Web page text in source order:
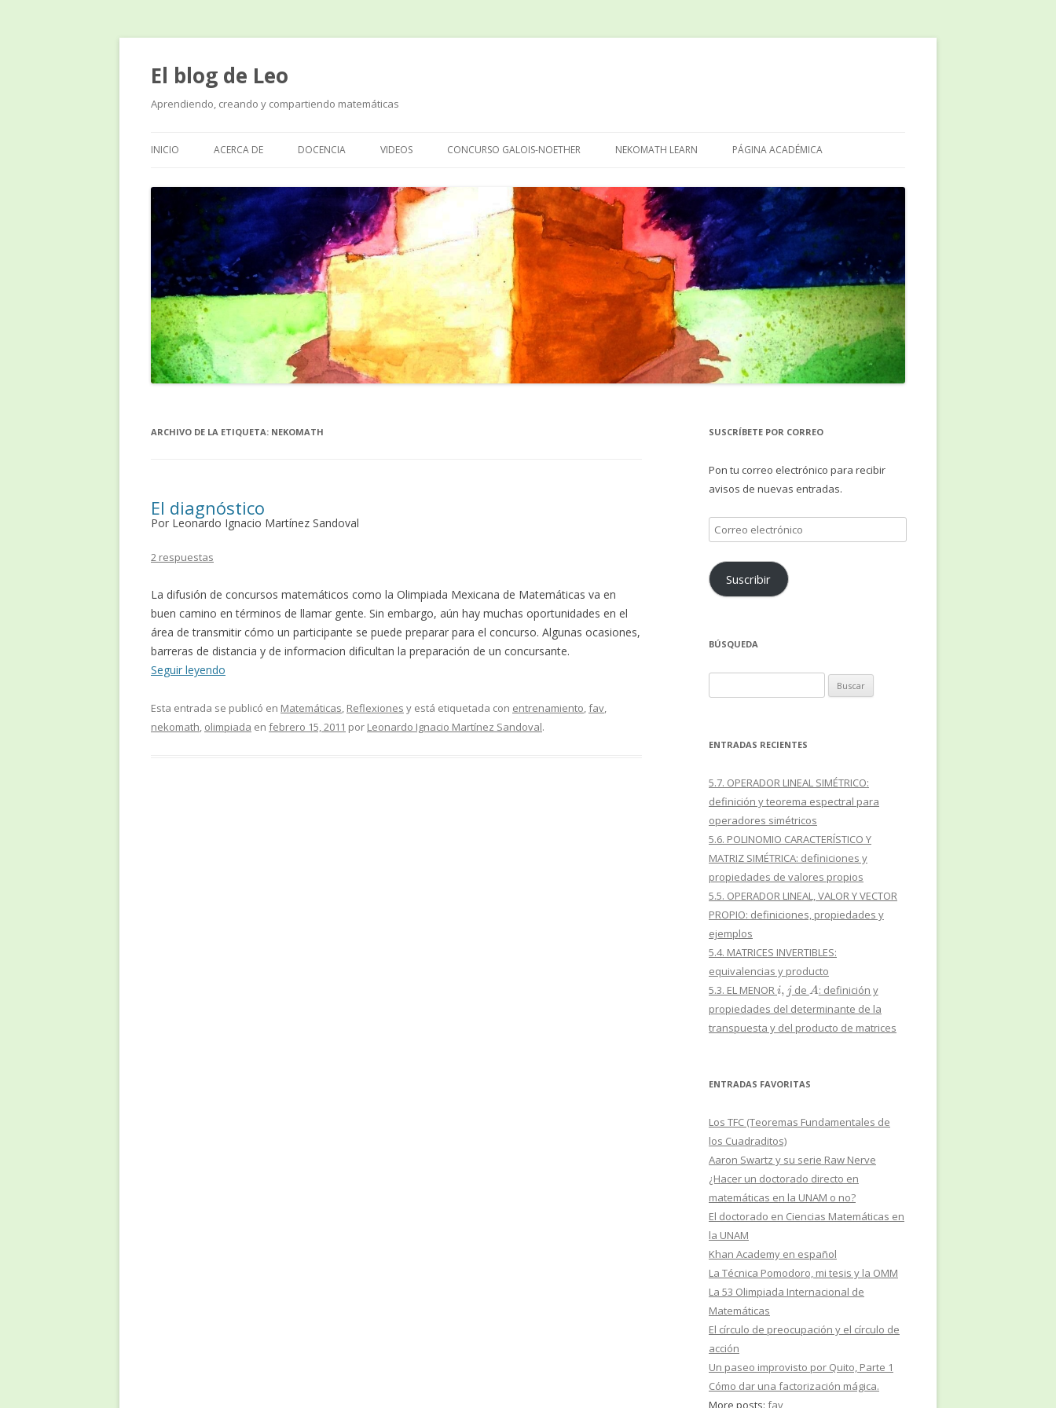
El blog de Leo
Aprendiendo, creando y compartiendo matemáticas
al
INICIO ACERCA DE DOCENCIA VIDEOS CONCURSO GALOIS-NOETHER NEKOMATH LEARN PÁGINA ACADÉMICA
ARCHIVO DE LA ETIQUETA: NEKOMATH
El diagnóstico
Por Leonardo Ignacio Martínez Sandoval
2 respuestas
La difusión de concursos matemáticos como la Olimpiada Mexicana de Matemáticas va en
buen camino en términos de llamar gente. Sin embargo, aún hay muchas oportunidades en el
área de transmitir cómo un participante se puede preparar para el concurso. Algunas ocasiones,
barreras de distancia y de informacion dificultan la preparación de un concursante.
Seguir leyendo
Esta entrada se publicó en Matemáticas, Reflexiones y está etiquetada con entrenamiento,fav,
nekomath, olimpiada en febrero 15, 2011 por Leonardo Ignacio Martínez Sandoval.
SUSCRÍBETE POR CORREO
Pon tu correo electrónico para recibir
avisos de nuevas entradas.
Correo
electrónico
Suscribir
BÚSQUEDA
ENTRADAS RECIENTES
5.7. OPERADOR LINEAL SIMÉTRICO:
definición y teorema espectral para
operadores simétricos
5.6. POLINOMIO CARACTERÍSTICO Y
MATRIZ SIMÉTRICA: definiciones y
propiedades de valores propios
5.5. OPERADOR LINEAL, VALOR Y VECTOR
PROPIO: definiciones, propiedades y
ejemplos
5.4. MATRICES INVERTIBLES:
equivalencias y producto
5.3. EL MENOR i,j de A: definición y
propiedades del determinante de la
transpuesta y del producto de matrices
ENTRADAS FAVORITAS
Los TFC (Teoremas Fundamentales de
los Cuadraditos)
Aaron Swartz y su serie Raw Nerve
¿Hacer un doctorado directo en
matemáticas en la UNAM o no?
El doctorado en Ciencias Matemáticas en
la UNAM
Khan Academy en español
La Técnica Pomodoro, mi tesis y la OMM
La 53 Olimpiada Internacional de
Matemáticas
El círculo de preocupación y el círculo de
acción
Un paseo improvisto por Quito, Parte 1
Cómo dar una factorización mágica.
More posts: fav